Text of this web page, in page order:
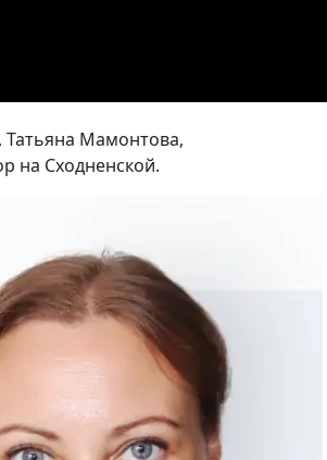
Мамонтова,
на Сходненской.